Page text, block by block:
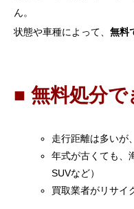
ん。
状態や車種によって、 無料
■ 無料処分で
走行距離は多いが
年式が古くても、
SUVなど）
買取業者がリサイ